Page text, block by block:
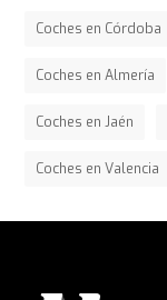
Coches en Córdoba
Coches en Almería
Coches en Jaén
Coches en Valencia